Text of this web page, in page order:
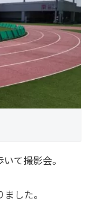
て撮影会。
した。